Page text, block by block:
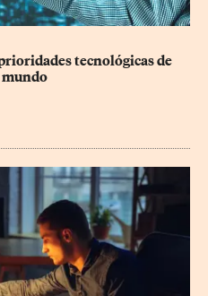
tecnológicas de
mundo